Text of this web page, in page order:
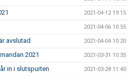
2021-04-12 19:15
2021-04-06 10:55
avslutad 2021-04-04 10:20
2021 2021-03-31 10:35
in i slutspurten 2021-03-28 11:40